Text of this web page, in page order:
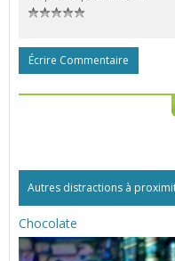
Écrire Commentaire
Autres distractions à
Chocolate